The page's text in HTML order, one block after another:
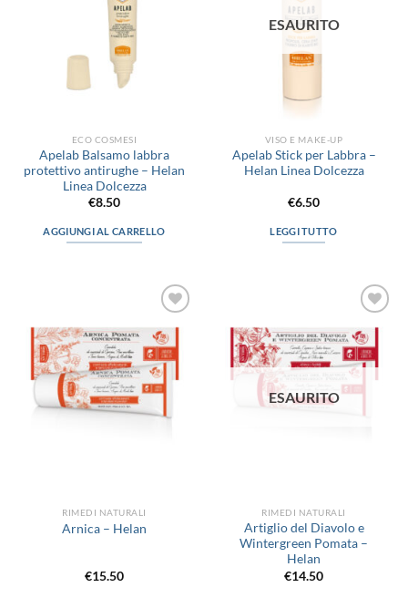
ECO COSMESI
Apelab Balsamo labbra
protettivo antirughe – Helan
Linea Dolcezza
€8.50
AGGIUNGI AL CARRELLO
ESAURITO
VISO E MAKE-UP
Apelab Stick per Labbra –
Helan Linea Dolcezza
€6.50
LEGGI TUTTO
Aggiungi
alla lista
dei
desideri
RIMEDI NATURALI
Arnica – Helan
€15.50
Aggiungi
alla lista
dei
desideri
ESAURITO
RIMEDI NATURALI
Artiglio del Diavolo e
Wintergreen Pomata –
Helan
€14.50